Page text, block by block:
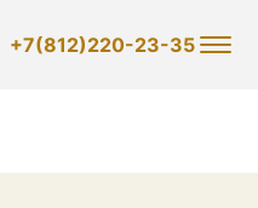
+7(812)220-23-35